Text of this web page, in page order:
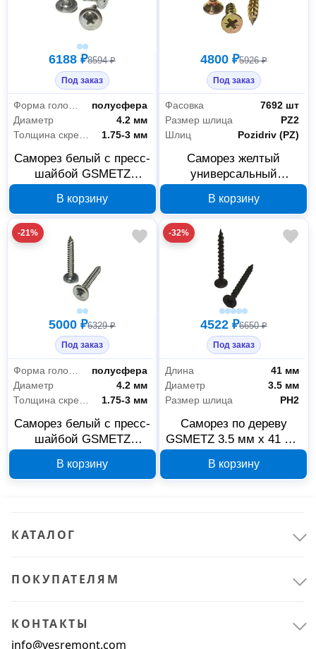
Крепёж
6188 ₽8594 ₽
Под заказ
Форма головки
полусфера
Диаметр
4.2 мм
1.75-3 мм
Саморез белый с пресс-
шайбой GSMETZ
PH2, 10 кг
В корзину
4800 ₽5926 ₽
Под заказ
Фасовка
7692 шт
Размер шлица
PZ2
Шлиц
Pozidriv (PZ)
Саморез желтый
универсальный
4,5х16 мм, PZ2, 10 кг
В корзину
-21%
5000 ₽6329 ₽
Под заказ
полусфера
Диаметр
4.2 мм
1.75-3 мм
Саморез белый с пресс-
шайбой GSMETZ
PH2, 10 кг
В корзину
-32%
4522 ₽6650 ₽
Под заказ
Длина
41 мм
Диаметр
3.5 мм
Размер шлица
PH2
Саморез по дереву
GSMETZ 3.5 мм x 41 мм
В корзину
КАТАЛОГ
ПОКУПАТЕЛЯМ
КОНТАКТЫ
info@vesremont.com